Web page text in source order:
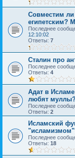
Совместим
египетским?
Последнее
12:10:02
Ответы: 7
Сталин про
Последнее
Ответы: 4
Адат в Исламе
любят
Последнее
Ответы: 2
Исламский
Последнее
Ответы: 18